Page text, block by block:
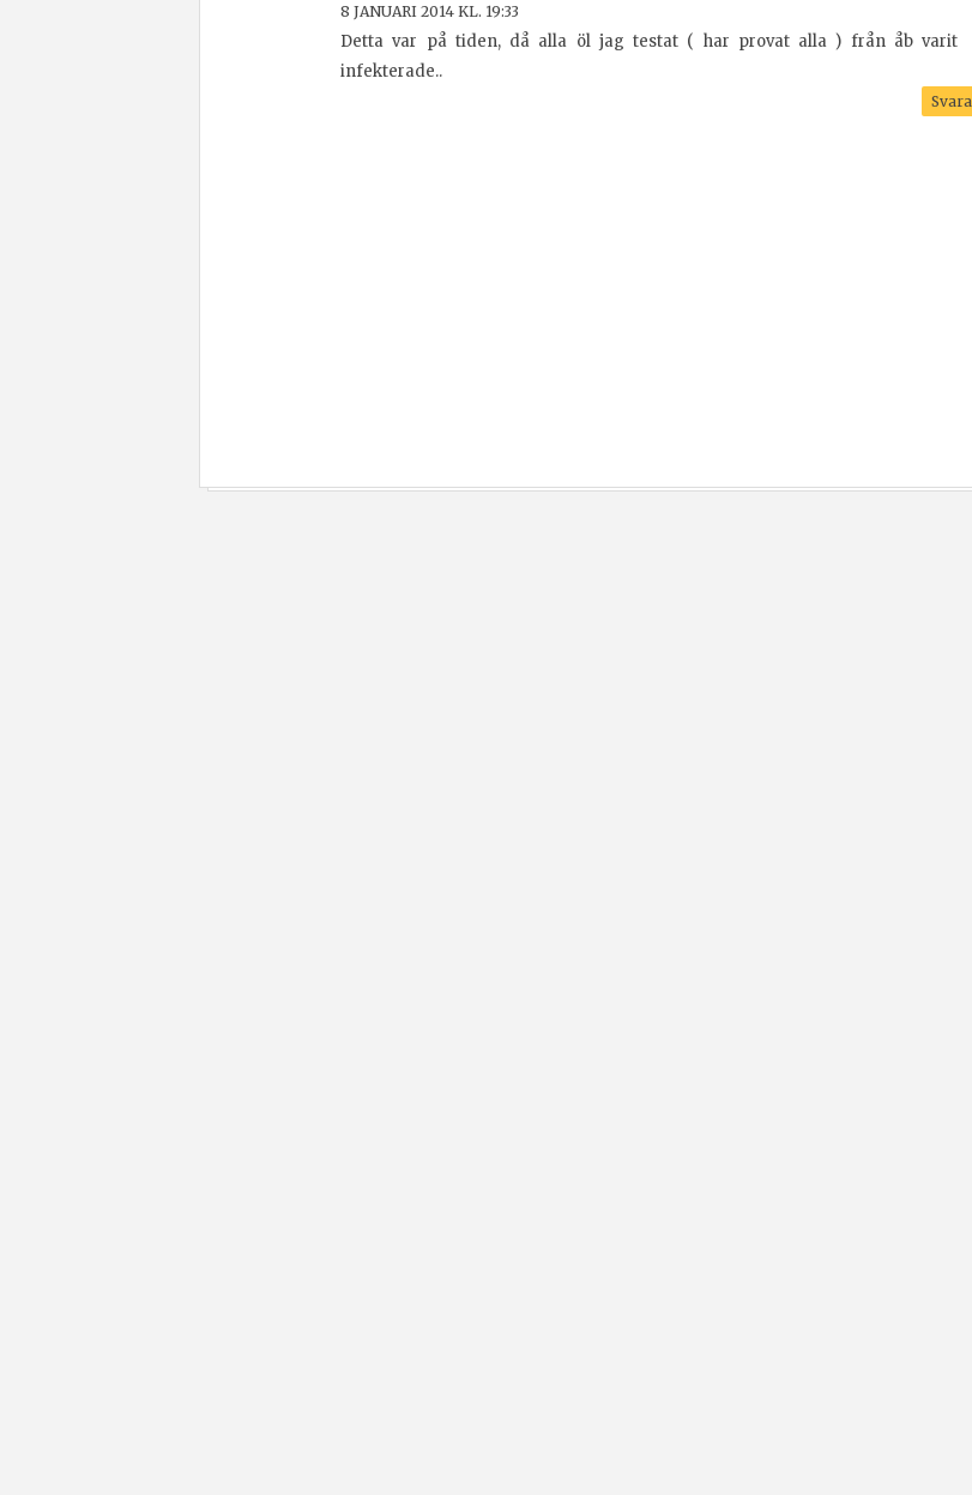
8 JANUARI 2014 KL. 19:33
Detta var på tiden, då alla öl jag testat ( har provat alla ) från åb varit
infekterade..
Svara